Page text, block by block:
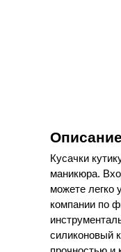
Описание
Кусачки
маникюра.
можете легко
компании по
силиконовый